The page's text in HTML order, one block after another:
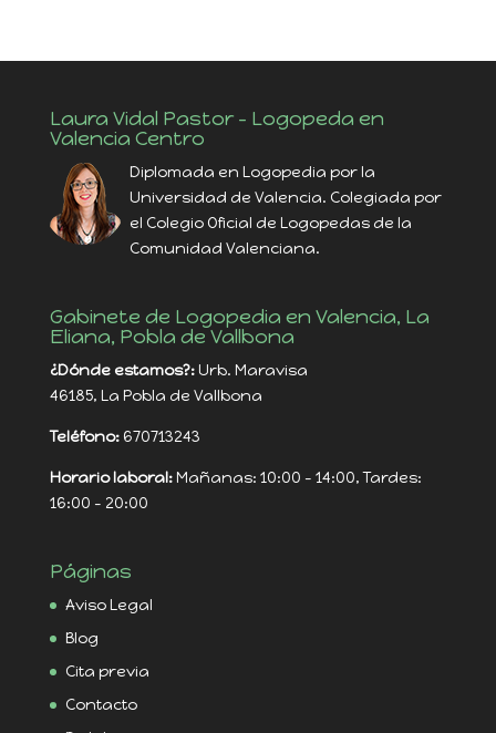
Laura Vidal Pastor – Logopeda en
Valencia Centro
Diplomada en Logopedia por la
Universidad de Valencia. Colegiada por
el Colegio Oficial de Logopedas de la
Comunidad Valenciana.
Gabinete de Logopedia en Valencia, La
Eliana, Pobla de Vallbona
¿Dónde estamos?:Urb. Maravisa
46185, La Pobla de Vallbona
Teléfono:670713243
Horario laboral:Mañanas: 10:00 - 14:00, Tardes:
16:00 - 20:00
Páginas
Aviso Legal
Blog
Cita previa
Contacto